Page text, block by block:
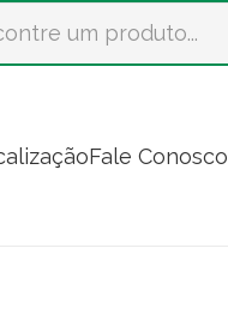
Fale Conosco